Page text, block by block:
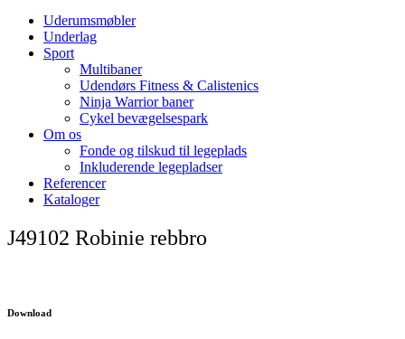
Uderumsmøbler
Underlag
Sport
Multibaner
Udendørs Fitness & Calistenics
Ninja Warrior baner
Cykel bevægelsespark
Om os
Fonde og tilskud til legeplads
Inkluderende legepladser
Referencer
Kataloger
J49102 Robinie rebbro
Download